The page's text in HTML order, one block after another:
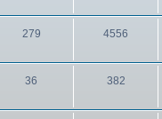
279 4556
36 382